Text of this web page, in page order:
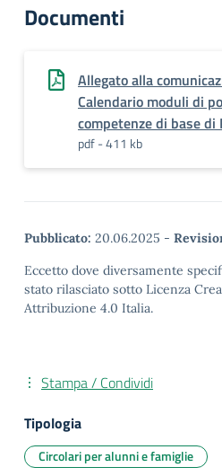
Documenti
Allegato alla
Calendario moduli di
competenze di base di
pdf - 411 kb
Pubblicato: 20.06.2025 -
Eccetto dove diversamente
stato rilasciato sotto Licenza
Attribuzione 4.0 Italia.
Stampa / Condividi
Tipologia
Circolari per alunni e famiglie